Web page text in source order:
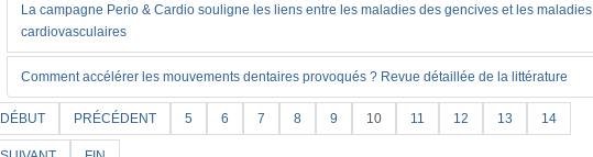
La campagne Perio & Cardio souligne les liens entre les maladies des gencives et les maladies
cardiovasculaires
Comment accélérer les mouvements dentaires provoqués ? Revue détaillée de la littérature
DÉBUT PRÉCÉDENT 5 6 7 8 9 10 11 12 13 14